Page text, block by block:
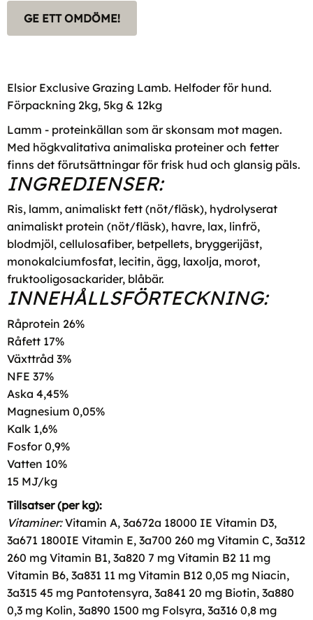
GE ETT OMDÖME!
Elsior Exclusive Grazing Lamb. Helfoder för hund.
Förpackning 2kg, 5kg & 12kg
Lamm - proteinkällan som är skonsam mot magen.
Med högkvalitativa animaliska proteiner och fetter
finns det förutsättningar för frisk hud och glansig päls.
INGREDIENSER:
Ris, lamm, animaliskt fett (nöt/fläsk), hydrolyserat
animaliskt protein (nöt/fläsk), havre, lax, linfrö,
blodmjöl, cellulosafiber, betpellets, bryggerijäst,
monokalciumfosfat, lecitin, ägg, laxolja, morot,
fruktooligosackarider, blåbär.
INNEHÅLLSFÖRTECKNING:
Råprotein 26%
Råfett 17%
Växttråd 3%
NFE 37%
Aska 4,45%
Magnesium 0,05%
Kalk 1,6%
Fosfor 0,9%
Vatten 10%
15 MJ/kg
Tillsatser (per kg):
Vitaminer:Vitamin A, 3a672a 18000 IE Vitamin D3,
3a671 1800IE Vitamin E, 3a700 260 mg Vitamin C, 3a312
260 mg Vitamin B1, 3a820 7 mg Vitamin B2 11 mg
Vitamin B6, 3a831 11 mg Vitamin B12 0,05 mg Niacin,
3a315 45 mg Pantotensyra, 3a841 20 mg Biotin, 3a880
0,3 mg Kolin, 3a890 1500 mg Folsyra, 3a316 0,8 mg